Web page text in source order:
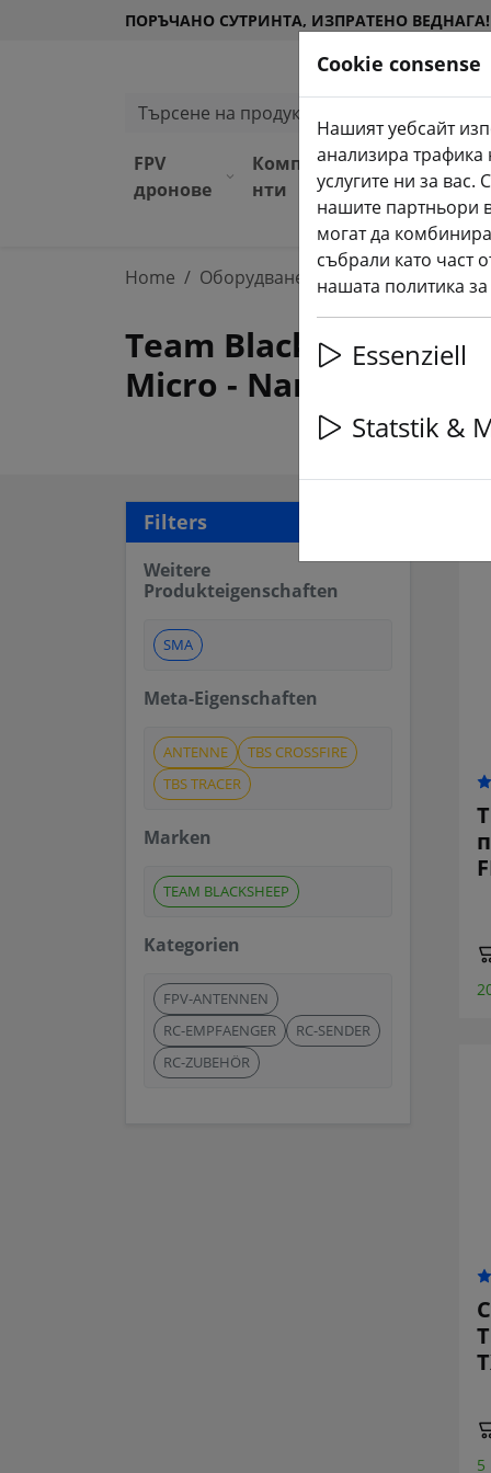
ПОРЪЧАНО СУТРИНТА, ИЗПРАТЕНО ВЕДНАГА!
Търсене на продукти
FPV
дронове
Компоне
нти
Оборудв
ане(aktuelle
Home Оборудване TBS Crossfire и
Team Blacksheep
Micro - Nano
Filters
Weitere
Produkteigenschaften
SMA
Meta-Eigenschaften
ANTENNE
TBS CROSSFIRE
TBS TRACER
Marken
TEAM BLACKSHEEP
Kategorien
FPV-ANTENNEN
RC-EMPFAENGER
RC-SENDER
RC-ZUBEHÖR
5
Cookie consense
Нашият уебсайт
анализира трафика
услугите ни за
нашите партньори
могат да
събрали като част
нашата политика
Essenziell
Statstik &